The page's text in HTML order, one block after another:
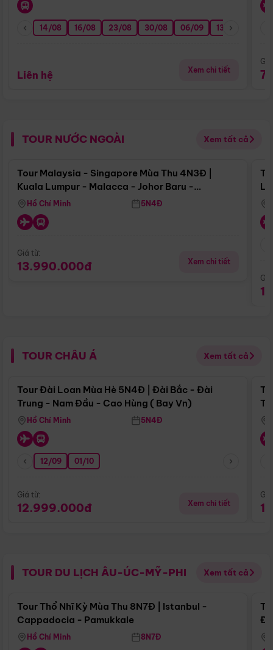
14/08 16/08 23/08 30/08 06/09 13/09
Liên hệ Xem chi tiết
TOUR NƯỚC NGOÀI Xem tất cả
Điểm nổi bật
Tour Malaysia - Singapore Mùa Thu 4N3Đ |
Kuala Lumpur - Malacca - Johor Baru -
Singapore
Hồ Chí Minh 5N4Đ
Giá từ:
13.990.000đ Xem chi tiết
TOUR CHÂU Á Xem tất cả
Điểm nổi bật
Tour Đài Loan Mùa Hè 5N4Đ | Đài Bắc - Đài
Trung - Nam Đầu - Cao Hùng ( Bay Vn)
Hồ Chí Minh 5N4Đ
12/09 01/10
Giá từ:
12.999.000đ Xem chi tiết
TOUR DU LỊCH ÂU-ÚC-MỸ-PHI Xem tất cả
Điểm nổi bật
Tour Thổ Nhĩ Kỳ Mùa Thu 8N7Đ | Istanbul -
Cappadocia - Pamukkale
Hồ Chí Minh 8N7Đ